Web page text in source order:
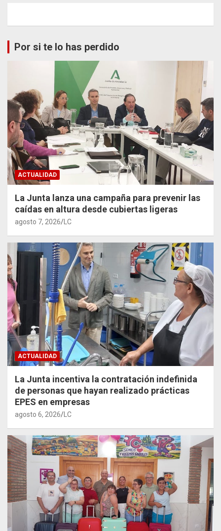
Por si te lo has perdido
ACTUALIDAD
La Junta lanza una campaña para prevenir las
caídas en altura desde cubiertas ligeras
agosto 7, 2026 LC
ACTUALIDAD
La Junta incentiva la contratación indefinida
de personas que hayan realizado prácticas
EPES en empresas
agosto 6, 2026 LC